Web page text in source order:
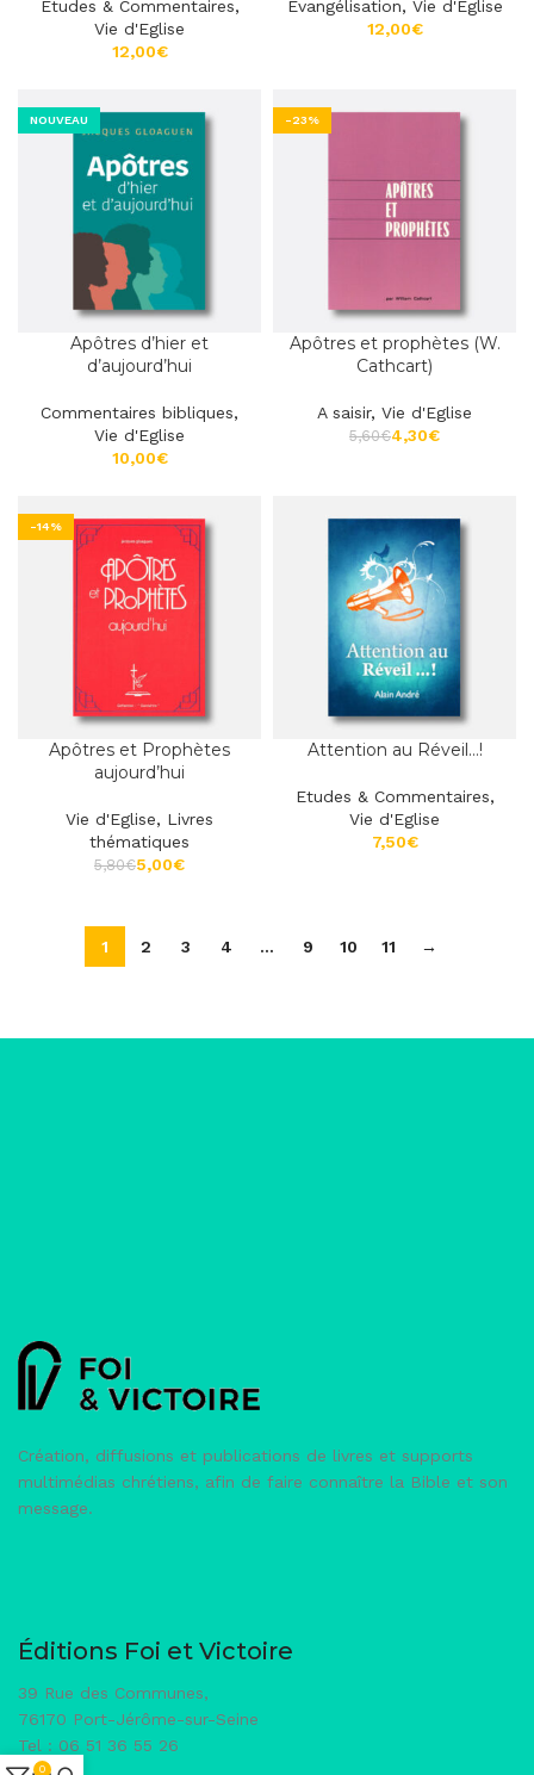
Etudes & Commentaires,
Vie d'Eglise
€
Evangélisation, Vie d'Eglise
€
NOUVEAU
Apôtres d’hier et
d’aujourd’hui
Commentaires bibliques,
Vie d'Eglise
€
-23%
Apôtres et prophètes (W.
Cathcart)
A saisir, Vie d'Eglise
5,60€4,30€
-14%
Apôtres et Prophètes
aujourd’hui
Vie d'Eglise, Livres
thématiques
5,80€5,00€
Attention au Réveil…!
Etudes & Commentaires,
Vie d'Eglise
€
1 2 3 4 … 9 10 11 →
Création, diffusions et publications de livres et supports
multimédias chrétiens, afin de faire connaître la Bible et son
message.
Éditions Foi et Victoire
39 Rue des Communes,
76170 Port-Jérôme-sur-Seine
Tel : 06 51 36 55 26
0